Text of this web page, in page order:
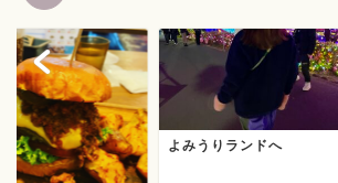
よみうりランドへ